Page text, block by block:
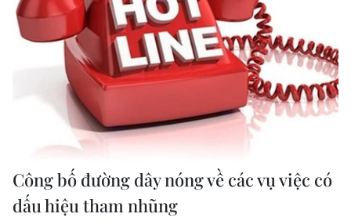
Công bố đường dây nóng về các vụ việc có
dấu hiệu tham nhũng